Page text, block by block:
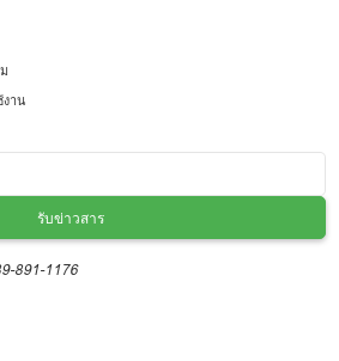
าน
รับข่าวสาร
891-1176